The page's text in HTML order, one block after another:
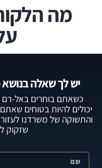
מה
יש לך שאלה בנושא
כשאתם בוחרים באל-רם
יכולים להיות בטוחים
והתשוקה של משרדנו
שזקוק